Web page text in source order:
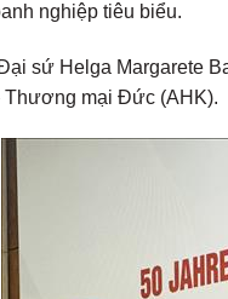
nghiệp tiêu biểu.
sứ Helga Margarete
Thương mại Đức (AHK).